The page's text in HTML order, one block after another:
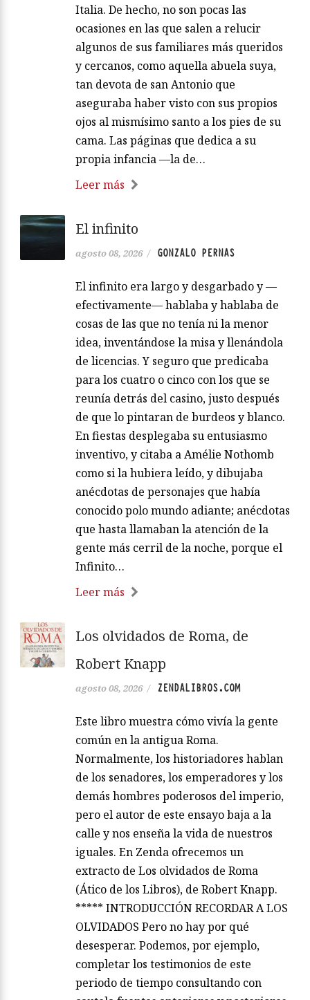
Italia. De hecho, no son pocas las
ocasiones en las que salen a relucir
algunos de sus familiares más queridos
y cercanos, como aquella abuela suya,
tan devota de san Antonio que
aseguraba haber visto con sus propios
ojos al mismísimo santo a los pies de su
cama. Las páginas que dedica a su
propia infancia —la de…
Leer más
El infinito
agosto 08, 2026 / GONZALO PERNAS
El infinito era largo y desgarbado y —
efectivamente— hablaba y hablaba de
cosas de las que no tenía ni la menor
idea, inventándose la misa y llenándola
de licencias. Y seguro que predicaba
para los cuatro o cinco con los que se
reunía detrás del casino, justo después
de que lo pintaran de burdeos y blanco.
En fiestas desplegaba su entusiasmo
inventivo, y citaba a Amélie Nothomb
como si la hubiera leído, y dibujaba
anécdotas de personajes que había
conocido polo mundo adiante; anécdotas
que hasta llamaban la atención de la
gente más cerril de la noche, porque el
Infinito…
Leer más
Los olvidados de Roma, de
Robert Knapp
agosto 08, 2026 / ZENDALIBROS.COM
Este libro muestra cómo vivía la gente
común en la antigua Roma.
Normalmente, los historiadores hablan
de los senadores, los emperadores y los
demás hombres poderosos del imperio,
pero el autor de este ensayo baja a la
calle y nos enseña la vida de nuestros
iguales. En Zenda ofrecemos un
extracto de Los olvidados de Roma
(Ático de los Libros), de Robert Knapp.
***** INTRODUCCIÓN RECORDAR A LOS
OLVIDADOS Pero no hay por qué
desesperar. Podemos, por ejemplo,
completar los testimonios de este
periodo de tiempo consultando con